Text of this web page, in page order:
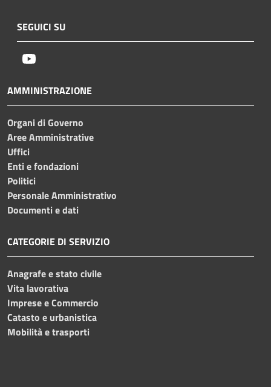
SEGUICI SU
AMMINISTRAZIONE
Organi di Governo
Aree Amministrative
Uffici
Enti e fondazioni
Politici
Personale Amministrativo
Documenti e dati
CATEGORIE DI SERVIZIO
Anagrafe e stato civile
Vita lavorativa
Imprese e Commercio
Catasto e urbanistica
Mobilità e trasporti